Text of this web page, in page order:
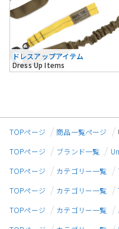
ドレスアップアイテム
Dress Up Items
TOPページ 商品一覧ページ
TOPページ
ブランド一覧
TOPページ
カテゴリー一覧
TOPページ
カテゴリー一覧
TOPページ
カテゴリー一覧